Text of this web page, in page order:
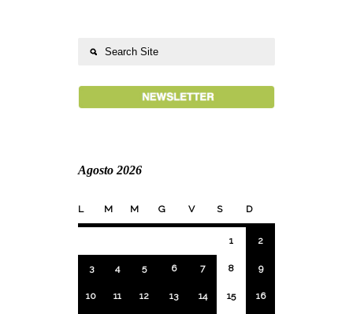
Agosto 2026
L M M G V S D
1 2
3 4 5 6 7 8 9
10 11 12 13 14 15 16